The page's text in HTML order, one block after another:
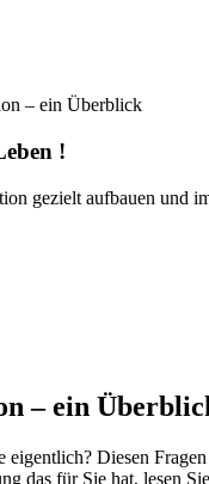
– ein Überblick
!
gezielt aufbauen und
– ein
eigentlich? Diesen
das für Sie hat, lesen